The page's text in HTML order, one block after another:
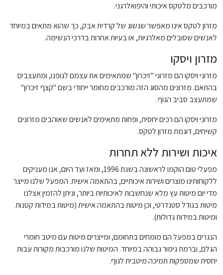
מורכבים מלטקס איכותי והיפואלרגני.
מזרון לטקס אינו מאפשר שגשוג של קרדית אבק, כך שהוא מתאים במיוחד
לאנשים שסובלים מאלרגיות, או בעיות אחרות בדרכי הנשימה.
מזרון ויסקו
מזרוני ויסקו הם מזרוני "זיכרון" שמתאימים את עצמם לגופנו, ומתעצבים
בהתאם. מזרונים מהסוג הזה מורכבים מחומר ייחודי בשם "קצף זיכרון"
שמתעצב סביב הגוף.
מזרוני ויסקו הם רכים יחסית, ופחות מתאימים לאנשים שאוהבים מזרונים
קשיחים, דוגמת מזרון לטקס.
איכות ושירות ללא תחרות
מפעלי טום הוקמו לראשונה בשנת 1996, ומאז ועד היום, אנו מעניקים
ללקוחותינו מוצרים ושירות איכותיים, בהתאמה אישית. המפעל שלנו מייצר
מדי יום מיטות עץ מלא שנחשבות לאיכותיות ביותר, וניתן להזמין אצלנו
מיטות בגודל סטנדרטי, וכן מיטות בהתאמה אישית (מיטות במידות קטנות
ומיטות במידות גדולות).
הנגרים במפעל הם מומחים בתחומם, ומייצרים מיטות עם מיטב חומרי
הגלם, וברמת גימור גבוהה במיוחד. המיטות שלנו מורכבות מקורות עבות
יחסית שמספקות תמיכה מיטבית לגוף.